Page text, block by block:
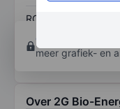
ROE
Open een
meer grafiek- en
Over 2G Bio-